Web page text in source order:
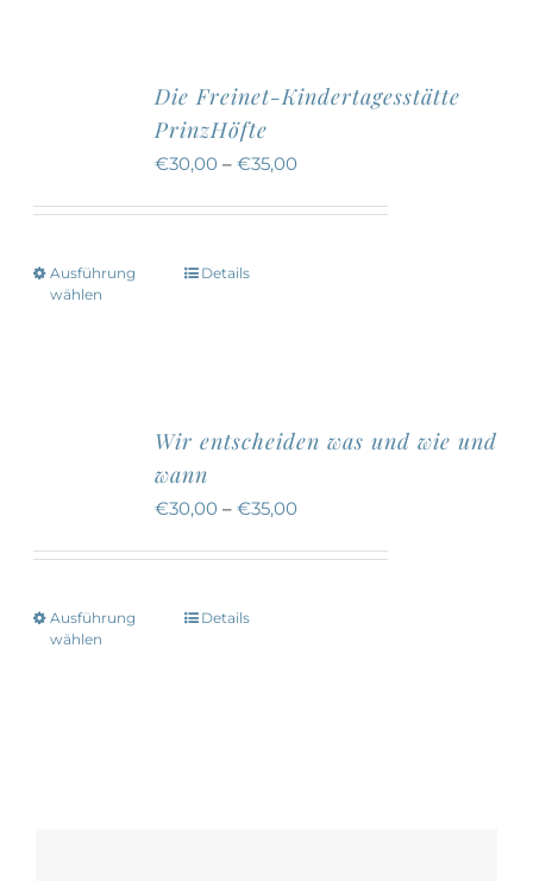
Die Freinet-Kindertagesstätte
PrinzHöfte
€30,00 –€35,00
Ausführung
wählen
Dieses
auf.
können
Details
Wir entscheiden was und wie und
wann
€30,00 –€35,00
Ausführung
wählen
Dieses
Details